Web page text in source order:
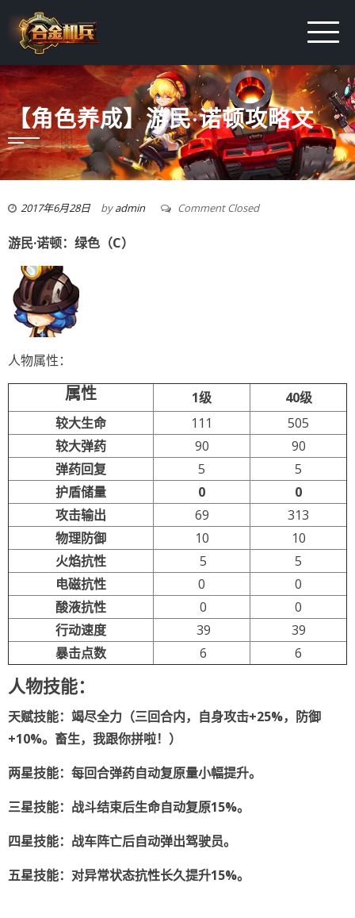
【角色养成】游民·诺顿攻略文
2017年6月28日 byadmin Comment Closed
游民·诺顿：绿色（C）
人物属性：
属性 1级
40级
较大生命
111
505
较大弹药
90
90
弹药回复
5
5
护盾储量
0
0
攻击输出
69
313
物理防御
10
10
火焰抗性
5
5
电磁抗性
0
0
酸液抗性
0
0
行动速度
39
39
暴击点数
6 6
人物技能：
天赋技能：竭尽全力（三回合内，自身攻击+25%，防御
+10%。畜生，我跟你拼啦！）
两星技能：每回合弹药自动复原量小幅提升。
三星技能：战斗结束后生命自动复原15%。
四星技能：战车阵亡后自动弹出驾驶员。
五星技能：对异常状态抗性长久提升15%。